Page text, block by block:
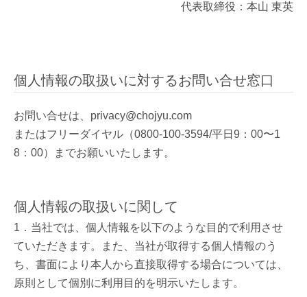
代表取締役：本山 東英
個人情報の取扱いに対するお問い合せ窓口
お問い合せは、privacy@chojyu.com
またはフリーダイヤル（0800-100-3594/平日9：00〜1
8：00）までお願いいたします。
個人情報の取扱いに関して
1．当社では、個人情報を以下のような目的で利用させ
ていただきます。また、当社が取得する個人情報のう
ち、書面により本人から直接取得する場合については、
原則として個別に利用目的を明示いたします。